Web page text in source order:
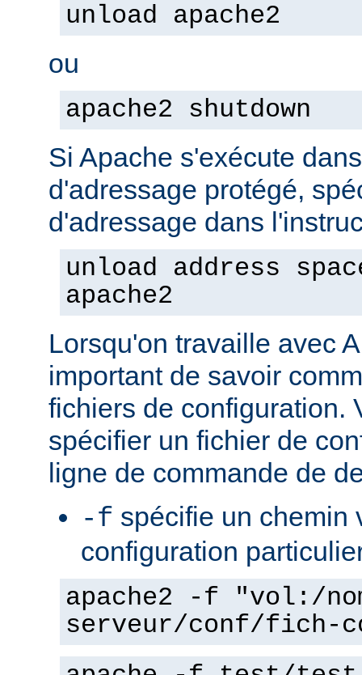
unload apache2
ou
apache2 shutdown
Si Apache s'exécute
d'adressage protégé,
d'adressage dans
unload address
apache2
Lorsqu'on travaille avec
important de savoir
fichiers de configuration.
spécifier un fichier de
ligne de commande de
-f spécifie un chemin
configuration
apache2 -f "vol:/
serveur/conf/fich-